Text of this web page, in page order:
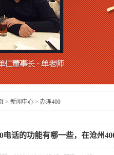
> 新闻中心 > 办理400
电话的功能有哪一些，在沧州